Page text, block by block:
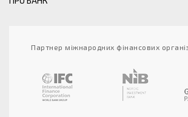
Партнер міжнародних фінансових